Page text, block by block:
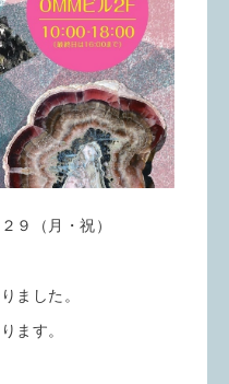
９（月・祝）
ました。
ます。